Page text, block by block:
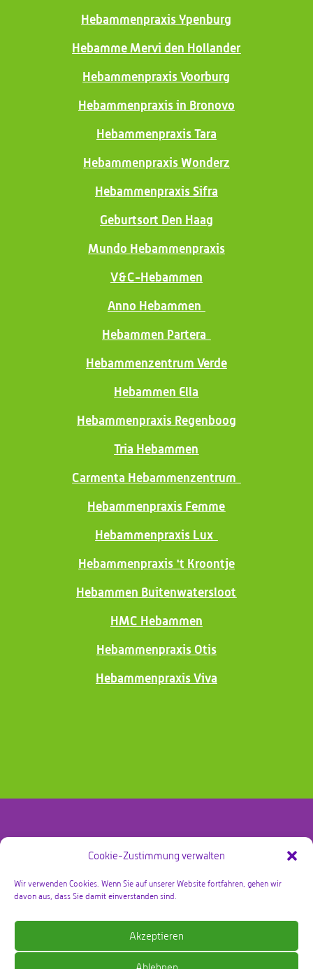
Cookie-Zustimmung verwalten
Wir verwenden Cookies. Wenn Sie auf unserer Website fortfahren, gehen wir
davon aus, dass Sie damit einverstanden sind.
Akzeptieren
Hebammenpraxis Ypenburg
Hebamme Mervi den Hollander
Hebammenpraxis Voorburg
Hebammenpraxis in Bronovo
Hebammenpraxis Tara
Hebammenpraxis Wonderz
Hebammenpraxis Sifra
Geburtsort Den Haag
Mundo Hebammenpraxis
V&C-Hebammen
Anno Hebammen
Hebammen Partera
Hebammenzentrum Verde
Hebammen Ella
Hebammenpraxis Regenboog
Tria Hebammen
Carmenta Hebammenzentrum
Hebammenpraxis Femme
Hebammenpraxis Lux
Hebammenpraxis 't Kroontje
Hebammen Buitenwatersloot
HMC Hebammen
Hebammenpraxis Otis
Hebammenpraxis Viva
@copyright Bby Zorg Kraamzorg 2026 – alle rechten
voorbehouden
Geschäftsbedingungen